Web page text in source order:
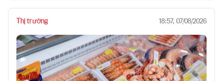
Thị trường 18:57, 07/08/2026